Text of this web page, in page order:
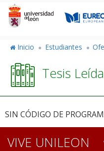
Pasar
contenido
Inicio Estudiantes
Tesis
SIN CÓDIGO DE
VIVE UNILEON